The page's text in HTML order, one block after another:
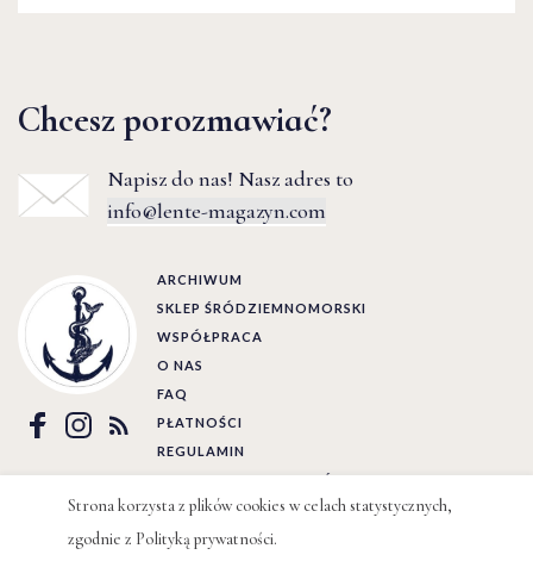
Chcesz porozmawiać?
Napisz do nas! Nasz adres to
info@lente-magazyn.com
ARCHIWUM
SKLEP ŚRÓDZIEMNOMORSKI
WSPÓŁPRACA
O NAS
FAQ
PŁATNOŚCI
REGULAMIN
POLITYKA PRYWATNOŚCI
Strona korzysta z plików cookies w celach statystycznych,
zgodnie z Polityką prywatności.